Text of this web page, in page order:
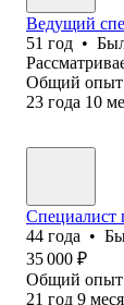
Ведущий
51 год •
Общий опыт
23 года 10
Специалист
44 года •
35 000 ₽
Общий опыт
21 год 9